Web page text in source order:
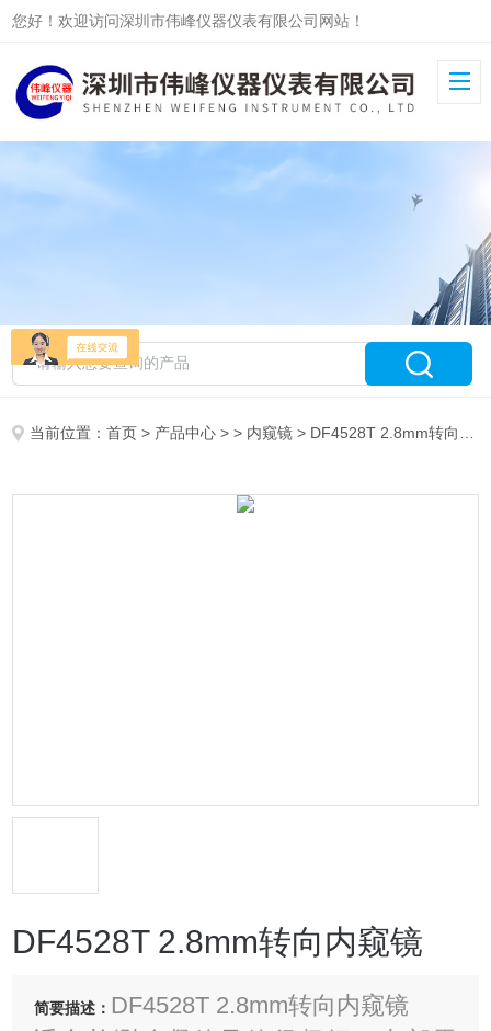
您好！欢迎访问深圳市伟峰仪器仪表有限公司网站！
当前位置：首页 > 产品中心 > > 内窥镜 > DF4528T 2.8mm转向内窥镜
DF4528T 2.8mm转向内窥镜
简要描述： DF4528T 2.8mm转向内窥镜